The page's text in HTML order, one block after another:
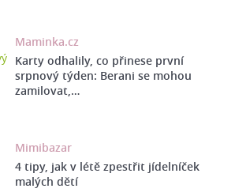
Maminka.cz
Karty odhalily, co přinese první
srpnový týden: Berani se mohou
zamilovat,…
Mimibazar
4 tipy, jak v létě zpestřit jídelníček
malých dětí